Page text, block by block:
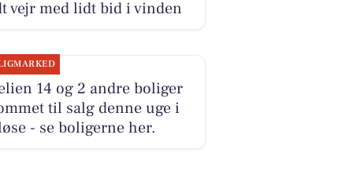
vejr med lidt bid i vinden
14 og 2 andre boliger
til salg denne uge i
- se boligerne her.